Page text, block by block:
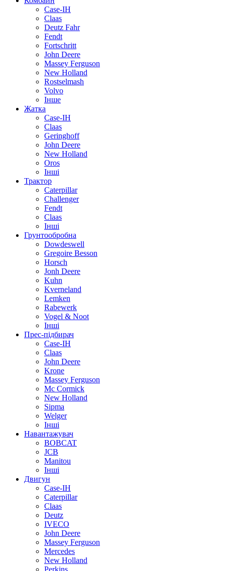
Case-IH
Claas
Deutz Fahr
Fendt
Fortschritt
John Deere
Massey Ferguson
New Holland
Rostselmash
Volvo
Інше
Жатка
Case-IH
Claas
Geringhoff
John Deere
New Holland
Oros
Інші
Трактор
Caterpillar
Challenger
Fendt
Claas
Інші
Грунтообробна
Dowdeswell
Gregoire Besson
Horsch
Jonh Deere
Kuhn
Kverneland
Lemken
Rabewerk
Vogel & Noot
Інші
Прес-підбирач
Case-IH
Claas
John Deere
Krone
Massey Ferguson
Mc Cormick
New Holland
Sipma
Welger
Інші
Навантажувач
BOBCAT
JCB
Manitou
Інші
Двигун
Case-IH
Caterpillar
Claas
Deutz
IVECO
John Deere
Massey Ferguson
Mercedes
New Holland
Perkins